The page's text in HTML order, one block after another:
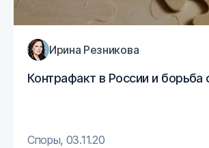
Контрафакт в России и борьба
Ирина Резникова
Споры, 03.11.20